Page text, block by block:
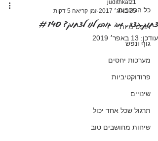
כל הכתבות
אופטימיות
גוף ונפש
מערכות יחסים
פרודוקטיביות
שינויים
תרגול שכל אחד יכול
שיחות מחושבים טוב
צחוק בצד, מה גורם לנו לצחוק? #140
judithkatz1
25 באוג׳ 2017
זמן קריאה 5 דקות
עודכן: 13 באפר׳ 2019